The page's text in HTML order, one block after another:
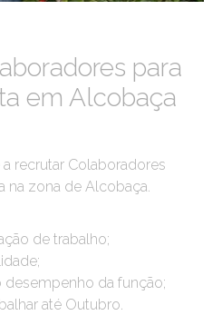
para
em Alcobaça
recrutar Colaboradores
na zona de Alcobaça.
de trabalho;
da função;
até Outubro.